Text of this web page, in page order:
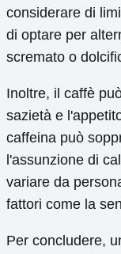
considerare di
di optare per
scremato o
Inoltre, il caffè
sazietà e
caffeina può
l'assunzione di
variare da
fattori come la
Per concludere,